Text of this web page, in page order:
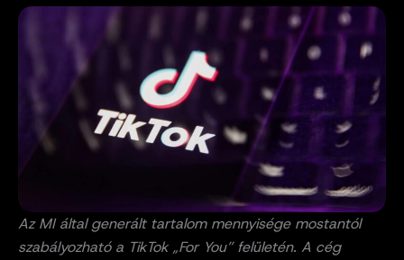
Az MI által generált tartalom mennyisége mostantól
szabályozható a TikTok „For You” felületén. A cég